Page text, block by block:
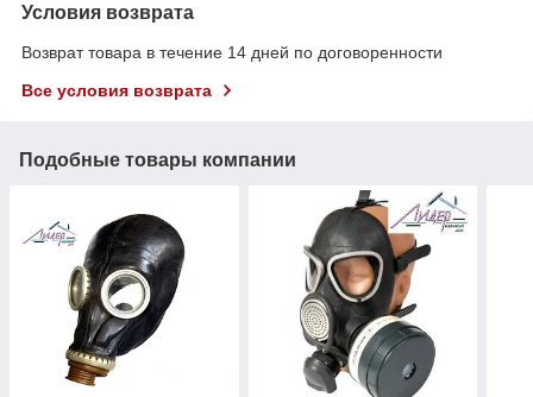
Условия возврата
Возврат товара в течение 14 дней по договоренности
Все условия возврата
Подобные товары компании